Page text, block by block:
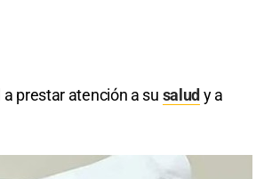
prestar atención a su salud y a